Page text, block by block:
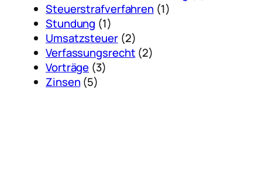
Steuerstrafverfahren (1)
Stundung (1)
Umsatzsteuer(2)
Verfassungsrecht (2)
Vorträge (3)
Zinsen (5)